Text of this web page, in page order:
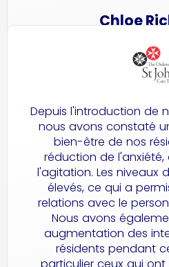
Chloe
Depuis l'introduction de
nous avons constaté
bien-être de nos
réduction de
l'agitation. Les niveaux
élevés, ce qui a
relations avec le
Nous avons
augmentation des
résidents pendant
particulier ceux qui